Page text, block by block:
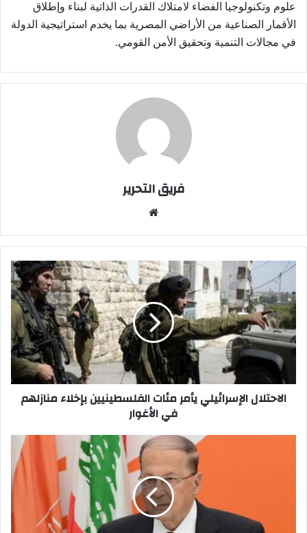
علوم وتكنولوجيا الفضاء لامتلاك القدرات الذاتية لبناء وإطلاق
الأقمار الصناعية من الأراضي المصرية بما يخدم استراتيجية الدولة
في مجالات التنمية وتحقيق الأمن القومي‪.
فريق التحرير
الاحتلال
الإسرائيلي
يأمر
مئات
الفلسطينيين
بإخلاء
منازلهم
الأغوار
الاحتلال الإسرائيلي يأمر مئات الفلسطينيين بإخلاء منازلهم
في الأغوار